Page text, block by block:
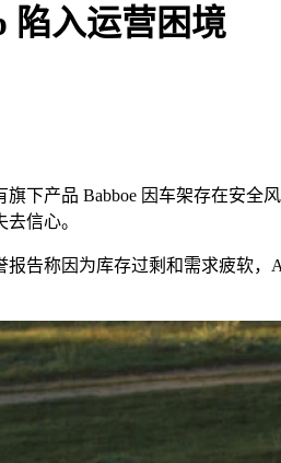
入运营困境
旗下产品 Babboe 因车架存在安全
信心。
告称因为库存过剩和需求疲软，